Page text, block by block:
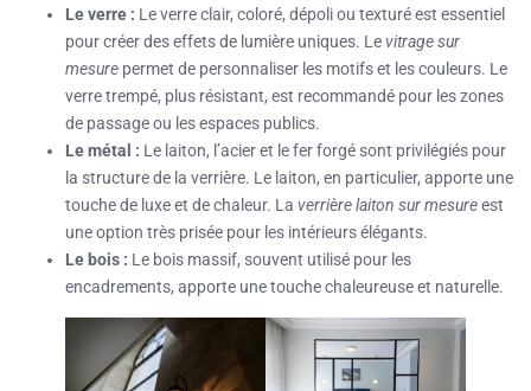
Le verre : Le verre clair, coloré, dépoli ou texturé est essentiel
pour créer des effets de lumière uniques. Levitrage sur
mesure permet de personnaliser les motifs et les couleurs. Le
verre trempé, plus résistant, est recommandé pour les zones
de passage ou les espaces publics.
Le métal : Le laiton, l’acier et le fer forgé sont privilégiés pour
la structure de la verrière. Le laiton, en particulier, apporte une
touche de luxe et de chaleur. La verrière laiton sur mesureest
une option très prisée pour les intérieurs élégants.
Le bois : Le bois massif, souvent utilisé pour les
encadrements, apporte une touche chaleureuse et naturelle.